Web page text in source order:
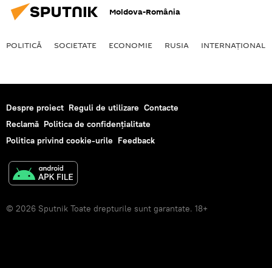
Moldova-România
POLITICĂ SOCIETATE ECONOMIE RUSIA INTERNAŢIONAL
Despre proiect Reguli de utilizare Contacte
Reclamă Politica de confidențialitate
Politica privind cookie-urile Feedback
© 2026 Sputnik Toate drepturile sunt garantate. 18+